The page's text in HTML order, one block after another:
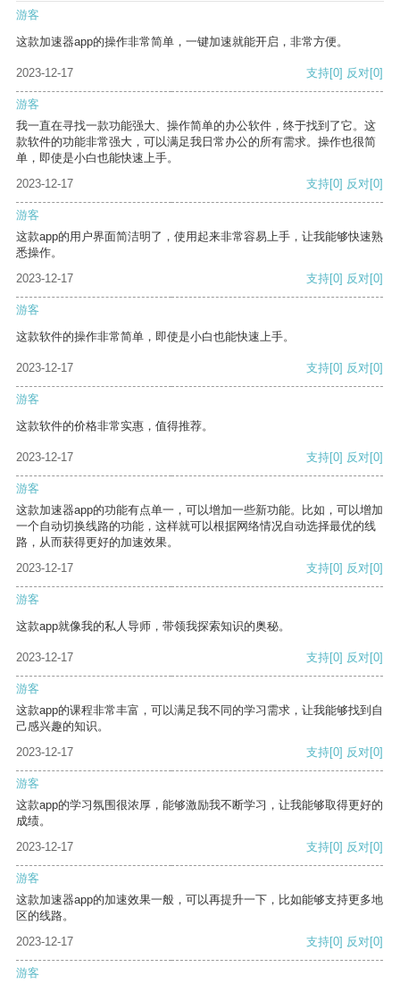
游客
这款加速器app的操作非常简单，一键加速就能开启，非常方便。
2023-12-17 支持[0] 反对[0]
游客
我一直在寻找一款功能强大、操作简单的办公软件，终于找到了它。这
款软件的功能非常强大，可以满足我日常办公的所有需求。操作也很简
单，即使是小白也能快速上手。
2023-12-17
支持[0] 反对[0]
游客
这款app的用户界面简洁明了，使用起来非常容易上手，让我能够快速熟
悉操作。
2023-12-17
支持[0] 反对[0]
游客
这款软件的操作非常简单，即使是小白也能快速上手。
2023-12-17 支持[0] 反对[0]
游客
这款软件的价格非常实惠，值得推荐。
2023-12-17 支持[0] 反对[0]
游客
这款加速器app的功能有点单一，可以增加一些新功能。比如，可以增加
一个自动切换线路的功能，这样就可以根据网络情况自动选择最优的线
路，从而获得更好的加速效果。
2023-12-17
支持[0] 反对[0]
游客
这款app就像我的私人导师，带领我探索知识的奥秘。
2023-12-17 支持[0] 反对[0]
游客
这款app的课程非常丰富，可以满足我不同的学习需求，让我能够找到自
己感兴趣的知识。
2023-12-17
支持[0] 反对[0]
游客
这款app的学习氛围很浓厚，能够激励我不断学习，让我能够取得更好的
成绩。
2023-12-17
支持[0] 反对[0]
游客
这款加速器app的加速效果一般，可以再提升一下，比如能够支持更多地
区的线路。
2023-12-17
支持[0] 反对[0]
游客